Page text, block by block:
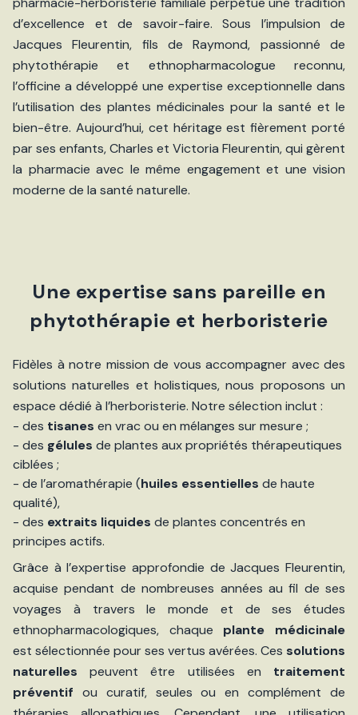
d’excellence et de savoir-faire. Sous l’impulsion de
Jacques Fleurentin, fils de Raymond, passionné de
phytothérapie et ethnopharmacologue reconnu,
l’officine a développé une expertise exceptionnelle dans
l’utilisation des plantes médicinales pour la santé et le
bien-être. Aujourd’hui, cet héritage est fièrement porté
par ses enfants, Charles et Victoria Fleurentin, qui gèrent
la pharmacie avec le même engagement et une vision
moderne de la santé naturelle.
Une expertise sans pareille en
phytothérapie et herboristerie
Fidèles à notre mission de vous accompagner avec des
solutions naturelles et holistiques, nous proposons un
espace dédié à l’herboristerie. Notre sélection inclut :
- des tisanes en vrac ou en mélanges sur mesure ;
- des gélules de plantes aux propriétés thérapeutiques
ciblées ;
- de l’aromathérapie (huiles essentielles de haute
qualité),
- des extraits liquides de plantes concentrés en
principes actifs.
Grâce à l’expertise approfondie de Jacques Fleurentin,
acquise pendant de nombreuses années au fil de ses
voyages à travers le monde et de ses études
ethnopharmacologiques, chaque plante médicinale
est sélectionnée pour ses vertus avérées. Ces solutions
naturelles peuvent être utilisées en traitement
préventif ou curatif, seules ou en complément de